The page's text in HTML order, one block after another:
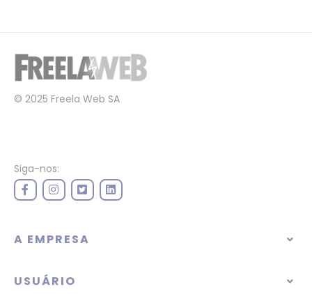
© 2025 Freela Web SA
Siga-nos:
A EMPRESA
USUÁRIO